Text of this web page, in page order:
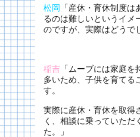
松岡 「産休・育休制度
るのは難しいというイメ
のですが、実際はどうで
稲吉 「ムーブには家庭
多いため、子供を育てる
す。
実際に産休・育休を取得
く、相談に乗っていただ
た。」